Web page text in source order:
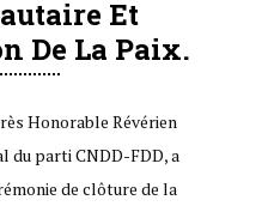
Et
De La Paix.
Honorable Révérien
du parti CNDD-FDD, a
de clôture de la